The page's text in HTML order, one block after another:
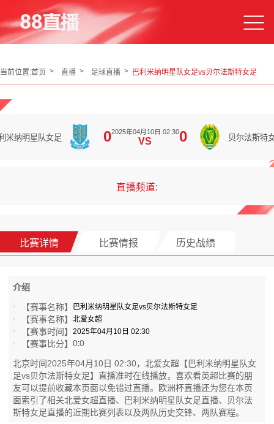
当前位置:首页 直播 足球直播 巴利米纳明星队女足vs贝尔法斯特女足
米纳明星队女足 02025年04月10日 02:30
VS 0 贝尔法斯特
直播频道:
比赛详情 比赛情报 历史战绩
介绍
【赛事名称】
巴利米纳明星队女足vs贝尔法斯特女足
【赛事名称】北爱女超
【赛事时间】2025年04月10日 02:30
【赛事比分】0:0
北京时间2025年04月10日 02:30，北爱女超【巴利米纳明星队女
足vs贝尔法斯特女足】直播准时在线播放，喜欢看英超比赛的朋
友可以提前收藏本页面以免错过直播。欧洲杯直播还为您在本页
面索引了相关北爱女超直播、巴利米纳明星队女足直播、贝尔法
斯特女足直播的近期比赛列表以及两队历史交锋、两队赛程。